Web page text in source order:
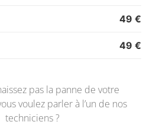
49 €
49 €
pas la panne de votre
voulez parler à l’un de nos
techniciens ?